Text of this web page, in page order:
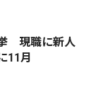
現職に新人
11月